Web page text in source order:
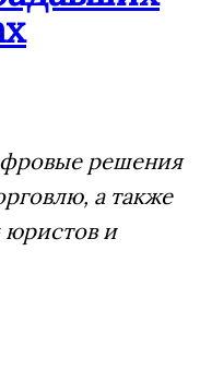
решения
а также
юристов и